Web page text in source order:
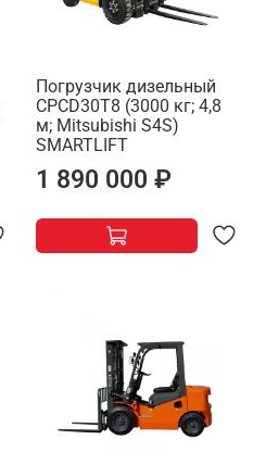
Погрузчик дизельный
CPCD30T8 (3000 кг; 4,8
м; Mitsubishi S4S)
SMARTLIFT
1 890 000 ₽